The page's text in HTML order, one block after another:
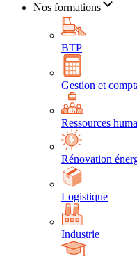
Nos formations
BTP
Gestion et
Ressources
Rénovation
Logistique
Industrie